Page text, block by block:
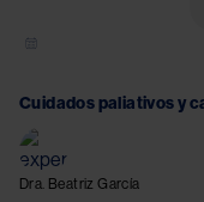
Cuidados paliativos y
Dra. Beatriz García